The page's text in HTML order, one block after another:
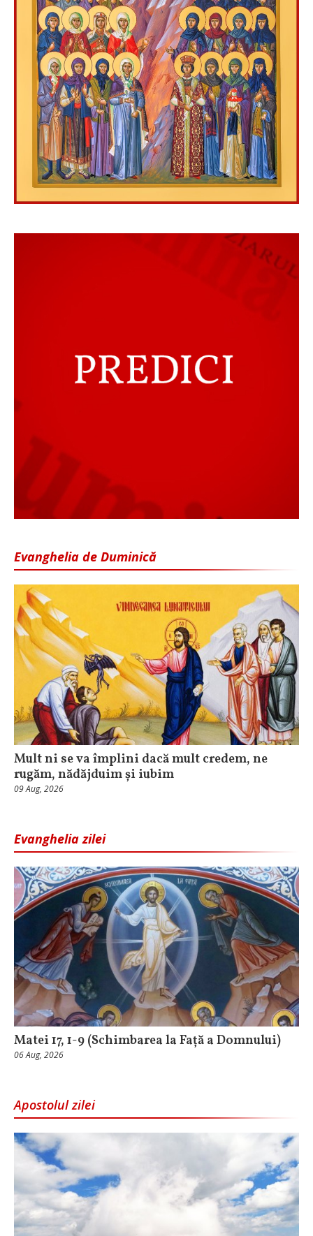
Evanghelia de Duminică
Mult ni se va împlini dacă mult credem, ne
rugăm, nădăjduim și iubim
09 Aug, 2026
Evanghelia zilei
Matei 17, 1-9 (Schimbarea la Față a Domnului)
06 Aug, 2026
Apostolul zilei